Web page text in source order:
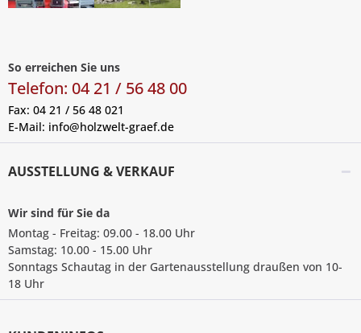
So erreichen Sie uns
Telefon: 04 21 / 56 48 00
Fax: 04 21 / 56 48 021
E-Mail: info@holzwelt-graef.de
AUSSTELLUNG & VERKAUF
Wir sind für Sie da
Montag - Freitag: 09.00 - 18.00 Uhr
Samstag: 10.00 - 15.00 Uhr
Sonntags Schautag in der Gartenausstellung draußen von 10-
18 Uhr